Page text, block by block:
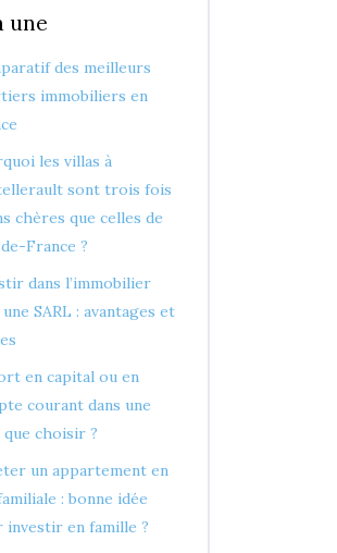
une
des meilleurs
immobiliers en
les villas à
sont trois fois
chères que celles de
France ?
dans l’immobilier
une SARL : avantages et
en capital ou en
courant dans une
que choisir ?
un appartement en
: bonne idée
investir en famille ?